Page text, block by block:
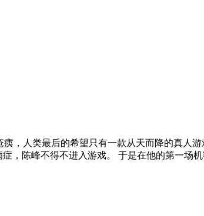
，人类最后的希望只有一款从天而降的真人
，陈峰不得不进入游戏。 于是在他的第一